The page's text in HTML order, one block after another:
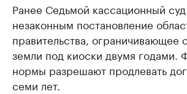
Ранее Седьмой кассационный
незаконным постановление
правительства, ограничивающее
земли под киоски двумя годами.
нормы разрешают продлевать
семи лет.